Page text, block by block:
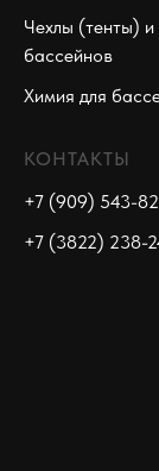
Чехлы (тенты) и
бассейнов
Химия для
КОНТАКТЫ
+7 (909) 543-
+7 (3822) 238-